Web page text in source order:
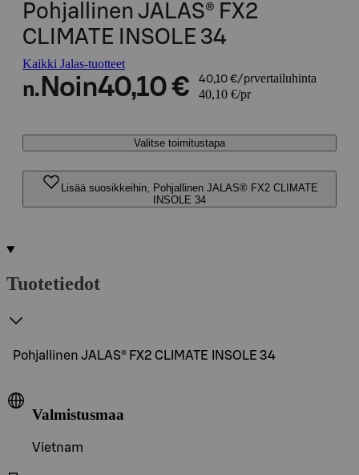
Pohjallinen JALAS® FX2
CLIMATE INSOLE 34
Kaikki Jalas-tuotteet
n. Noin40,10 € 40,10 €/prvertailuhinta
40,10 €/pr
Valitse toimitustapa
Lisää suosikkeihin, Pohjallinen JALAS® FX2 CLIMATE
INSOLE 34
Tuotetiedot
Pohjallinen JALAS® FX2 CLIMATE INSOLE 34
Valmistusmaa
Vietnam